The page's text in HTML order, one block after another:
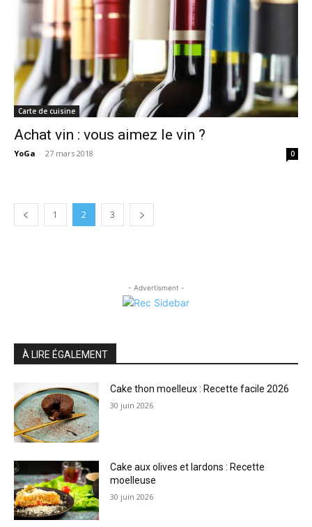
Carte de cuisine
Achat vin : vous aimez le vin ?
YoGa - 27 mars 2018 0
1 2 3
- Advertisment -
À LIRE ÉGALEMENT
Cake thon moelleux : Recette facile 2026
30 juin 2026
Cake aux olives et lardons : Recette
moelleuse
30 juin 2026